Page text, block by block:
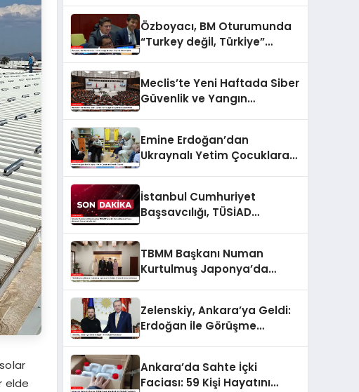
elde
Özboyacı, BM Oturumunda
“Turkey değil, Türkiye”
Meclis’te Yeni Haftada Siber
Güvenlik ve Yangın
Emine Erdoğan’dan
Ukraynalı Yetim Çocuklara
İstanbul Cumhuriyet
Başsavcılığı, TÜSİAD
Başlattı
TBMM Başkanı Numan
Kurtulmuş Japonya’da
Zelenskiy, Ankara’ya Geldi:
Erdoğan ile Görüşme
Ankara’da Sahte İçki
Faciası: 59 Kişi Hayatını